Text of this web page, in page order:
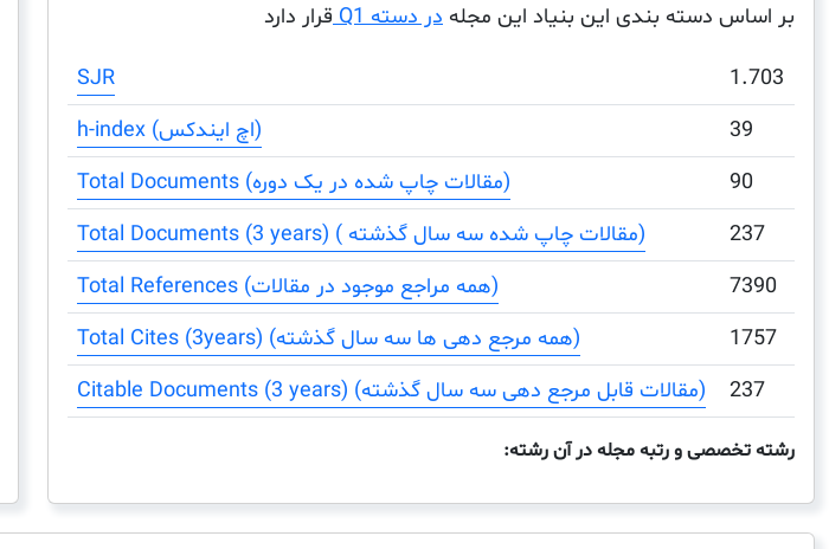
بر اساس دسته بندی این بنیاد این مجله در دسته Q1 قرار دارد
SJR
1.703
h-index (اچ ایندکس)
39
Total Documents (مقالات چاپ شده در یک دوره)
90
Total Documents (3 years) ( مقالات چاپ شده سه سال گذشته)
237
Total References (همه مراجع موجود در مقالات)
7390
Total Cites (3years) (همه مرجع دهی ها سه سال گذشته)
1757
Citable Documents (3 years) (مقالات قابل مرجع دهی سه سال گذشته)
237
رشته تخصصی و رتبه مجله در آن رشته: